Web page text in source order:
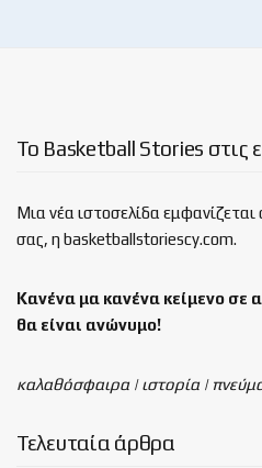
Το Basketball Stories στις
Μια νέα ιστοσελίδα
σας, η basketballstoriescy.com.
Κανένα μα κανένα κείμενο σε
θα είναι ανώνυμο!
καλαθόσφαιρα | ιστορία |
Τελευταία άρθρα